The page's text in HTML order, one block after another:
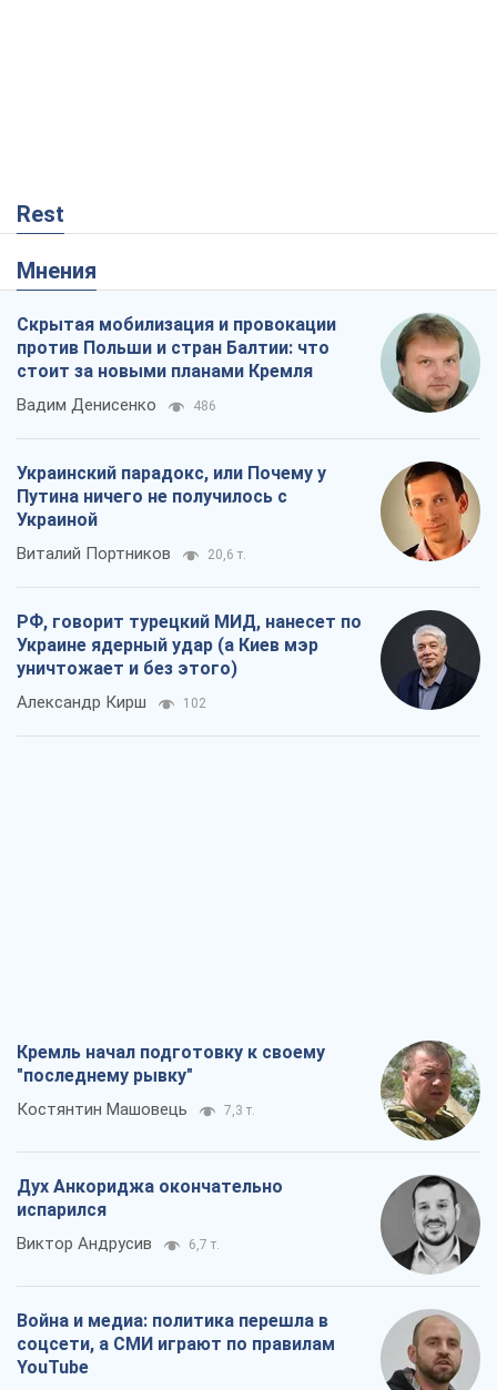
Rest
Мнения
Скрытая мобилизация и провокации
против Польши и стран Балтии: что
стоит за новыми планами Кремля
Вадим Денисенко 486
Украинский парадокс, или Почему у
Путина ничего не получилось с
Украиной
Виталий Портников 20,6 т.
РФ, говорит турецкий МИД, нанесет по
Украине ядерный удар (а Киев мэр
уничтожает и без этого)
Александр Кирш 102
Кремль начал подготовку к своему
"последнему рывку"
Костянтин Машовець 7,3 т.
Дух Анкориджа окончательно
испарился
Виктор Андрусив 6,7 т.
Война и медиа: политика перешла в
соцсети, а СМИ играют по правилам
YouTube